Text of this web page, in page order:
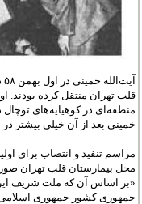
قلب تهران منتقل کرده بودند.
منطقه‌ای در کوهیایه‌های
خمینی بعد از آن خیلی بیشتر
محل بیمارستان قلب تهران
«بر اساس آن که ملت شریف
جمهوری کشور جمهوری اسلامی